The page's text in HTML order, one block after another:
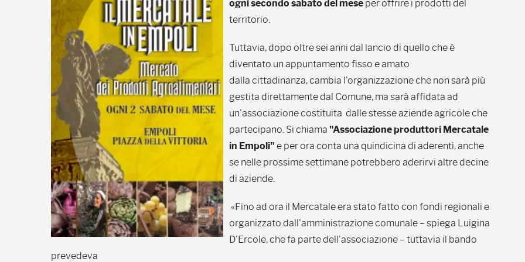
ogni secondo sabato del mese per offrire i prodotti del
territorio.
Tuttavia, dopo oltre sei anni dal lancio di quello che è
diventato un appuntamento fisso e amato
dalla cittadinanza, cambia l'organizzazione che non sarà più
gestita direttamente dal Comune, ma sarà affidata ad
un'associazione costituita dalle stesse aziende agricole che
partecipano. Si chiama "Associazione produttori Mercatale
in Empoli" e per ora conta una quindicina di aderenti, anche
se nelle prossime settimane potrebbero aderirvi altre decine
di aziende.
«Fino ad ora il Mercatale era stato fatto con fondi regionali e
organizzato dall'amministrazione comunale – spiega Luigina
D'Ercole, che fa parte dell'associazione – tuttavia il bando
prevedeva